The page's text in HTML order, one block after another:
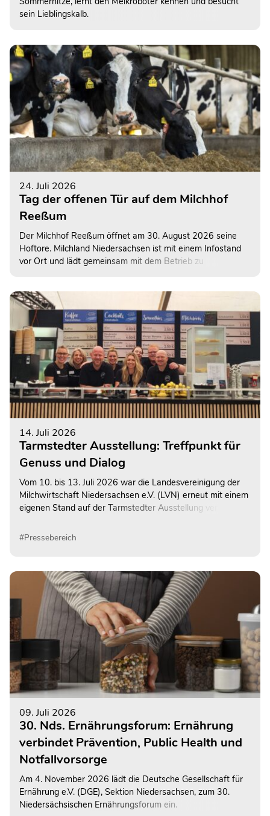
sein Lieblingskalb.
24. Juli 2026
Tag der offenen Tür auf dem Milchhof
Reeßum
Der Milchhof Reeßum öffnet am 30. August 2026 seine
Hoftore. Milchland Niedersachsen ist mit einem Infostand
vor Ort und lädt gemeinsam mit dem Betrieb zu
14. Juli 2026
Tarmstedter Ausstellung: Treffpunkt für
Genuss und Dialog
Vom 10. bis 13. Juli 2026 war die Landesvereinigung der
Milchwirtschaft Niedersachsen e.V. (LVN) erneut mit einem
eigenen Stand auf der Tarmstedter Ausstellung vertreten –
#Pressebereich
09. Juli 2026
30. Nds. Ernährungsforum: Ernährung
verbindet Prävention, Public Health und
Notfallvorsorge
Am 4. November 2026 lädt die Deutsche Gesellschaft für
Ernährung e.V. (DGE), Sektion Niedersachsen, zum 30.
Niedersächsischen Ernährungsforum ein.